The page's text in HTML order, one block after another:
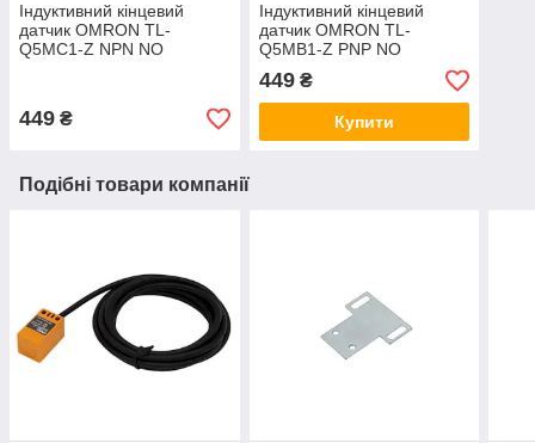
Індуктивний кінцевий
датчик OMRON TL-
Q5MC1-Z NPN NO
449 ₴
Індуктивний кінцевий
датчик OMRON TL-
Q5MB1-Z PNP NO
449₴
Купити
Подібні товари компанії